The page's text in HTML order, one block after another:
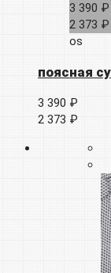
3 390 ₽
2 373 ₽
os
поясная
3 390 ₽
2 373 ₽